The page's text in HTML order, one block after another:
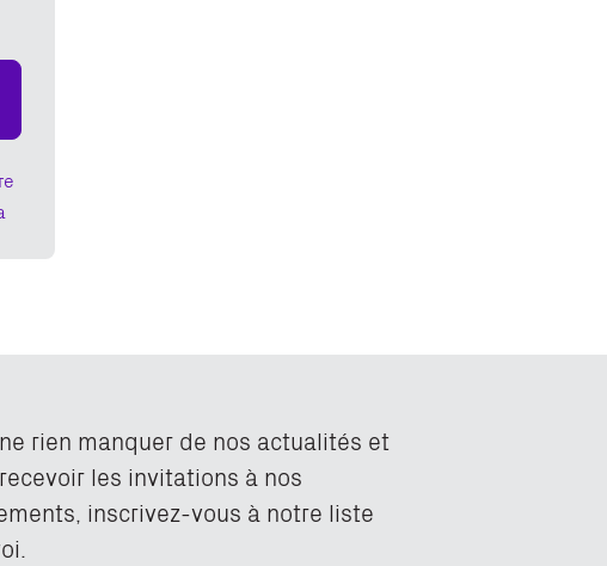
rien manquer de nos actualités et
les invitations à nos
inscrivez-vous à notre liste